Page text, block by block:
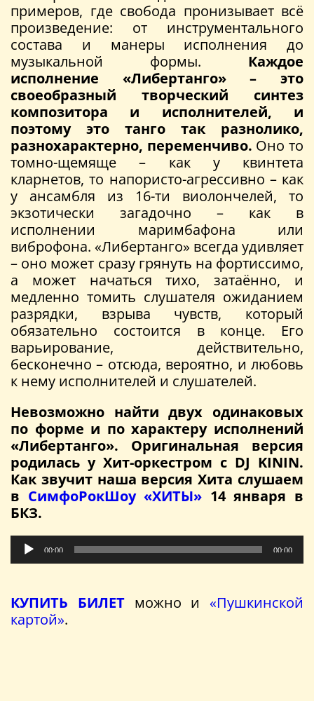
примеров, где свобода пронизывает всё
произведение: от инструментального
состава и манеры исполнения до
музыкальной формы. Каждое
исполнение «Либертанго» – это
своеобразный творческий синтез
композитора и исполнителей, и
поэтому это танго так разнолико,
разнохарактерно, переменчиво. Оно то
томно-щемяще – как у квинтета
кларнетов, то напористо-агрессивно – как
у ансамбля из 16-ти виолончелей, то
экзотически загадочно – как в
исполнении маримбафона или
виброфона. «Либертанго» всегда удивляет
– оно может сразу грянуть на фортиссимо,
а может начаться тихо, затаённо, и
медленно томить слушателя ожиданием
разрядки, взрыва чувств, который
обязательно состоится в конце. Его
варьирование, действительно,
бесконечно – отсюда, вероятно, и любовь
к нему исполнителей и слушателей.
Невозможно найти двух одинаковых
по форме и по характеру исполнений
«Либертанго». Оригинальная версия
родилась у Хит-оркестром с DJ KININ.
Как звучит наша версия Хита слушаем
в СимфоРокШоу «ХИТЫ» 14 января в
БКЗ.
00:00 00:00
КУПИТЬ БИЛЕТможно и «Пушкинской
картой».